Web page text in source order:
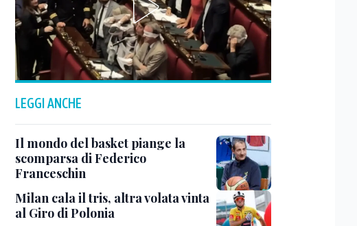
LEGGI ANCHE
Il mondo del basket piange la
scomparsa di Federico
Franceschin
Milan cala il tris, altra volata vinta
al Giro di Polonia